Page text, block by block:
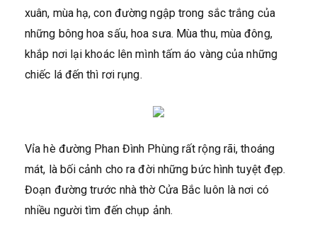
xuân, mùa hạ, con đường ngập trong sắc trắng của
những bông hoa sấu, hoa sưa. Mùa thu, mùa đông,
khắp nơi lại khoác lên mình tấm áo vàng của những
chiếc lá đến thì rơi rụng.
Vỉa hè đường Phan Đình Phùng rất rộng rãi, thoáng
mát, là bối cảnh cho ra đời những bức hình tuyệt đẹp.
Đoạn đường trước nhà thờ Cửa Bắc luôn là nơi có
nhiều người tìm đến chụp ảnh.